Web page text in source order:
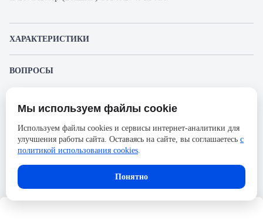
ХАРАКТЕРИСТИКИ
Производитель
Серия
Acti 9
Номинальный ток
Напряжение, В
690
Количество полюсов
ВОПРОСЫ
Пожалуйста, авторизуйтесь, чтобы иметь
возможность оставлять вопросы.
Представленные изображения и характеристики могут отличаться от реального
без предварительного уведомления. Компания АйДистрибьют не несёт
ответственности в случае не соответствия текущей модели товаров фотографиям,
размещённым в карточке товара.
Мы используем файлы cookie
Используем файлы cookies и сервисы интернет-аналитики для
улучшения работы сайта. Оставаясь на сайте, вы соглашаетесь с
политикой использования cookies.
Понятно